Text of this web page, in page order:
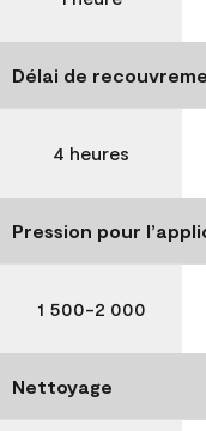
Délai de
4 heures
Pression pour
1 500-2 000
Nettoyage